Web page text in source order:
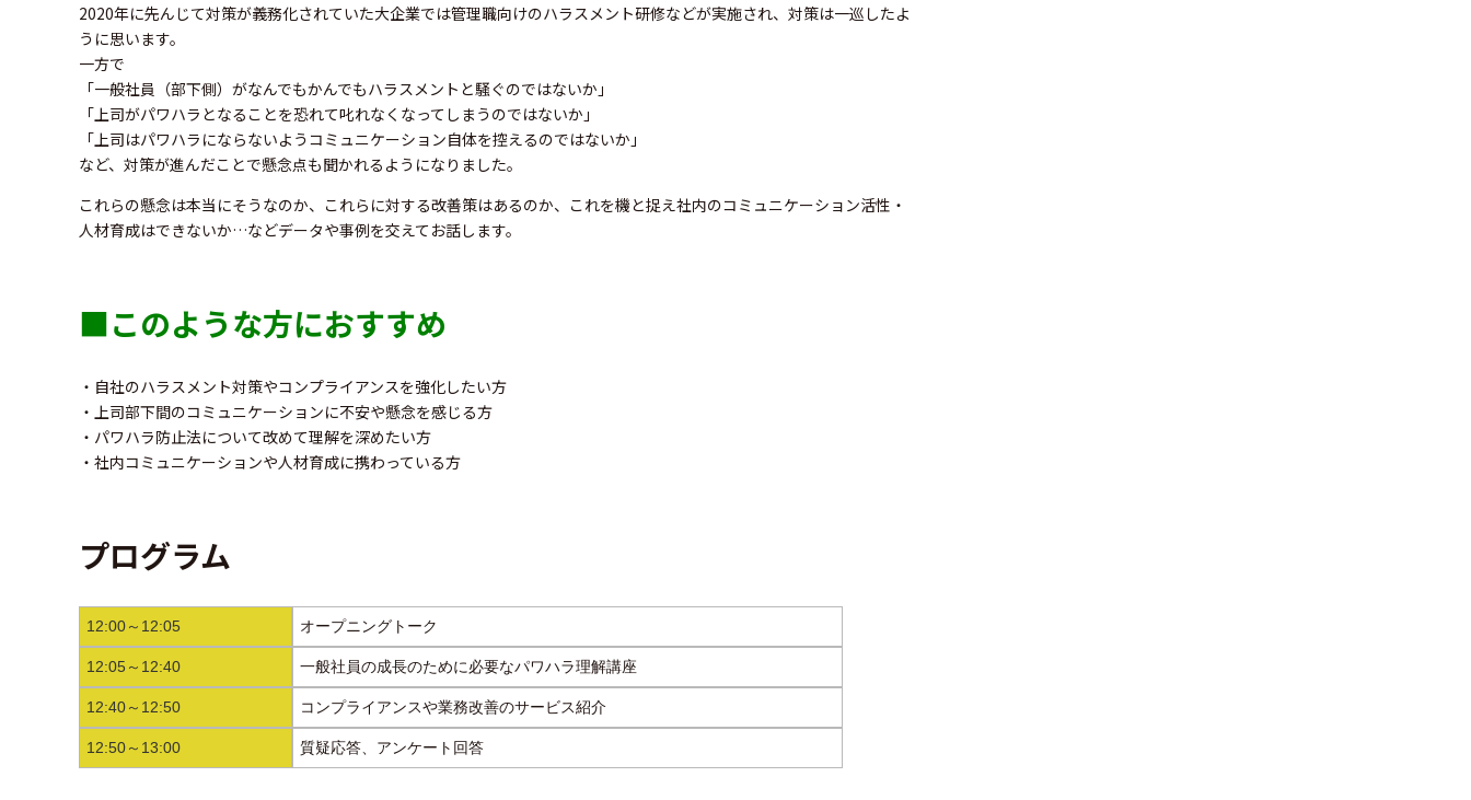
2020年に先んじて対策が義務化されていた大企業では管理職向けのハラスメント研修などが実施され、対策は一巡したよ
うに思います。
一方で
「一般社員（部下側）がなんでもかんでもハラスメントと騒ぐのではないか」
「上司がパワハラとなることを恐れて叱れなくなってしまうのではないか」
「上司はパワハラにならないようコミュニケーション自体を控えるのではないか」
など、対策が進んだことで懸念点も聞かれるようになりました。
これらの懸念は本当にそうなのか、これらに対する改善策はあるのか、これを機と捉え社内のコミュニケーション活性・
人材育成はできないか…などデータや事例を交えてお話します。
■このような方におすすめ
・自社のハラスメント対策やコンプライアンスを強化したい方
・上司部下間のコミュニケーションに不安や懸念を感じる方
・パワハラ防止法について改めて理解を深めたい方
・社内コミュニケーションや人材育成に携わっている方
プログラム
12:00～12:05 オープニングトーク
12:05～12:40 一般社員の成長のために必要なパワハラ理解講座
12:40～12:50 コンプライアンスや業務改善のサービス紹介
12:50～13:00 質疑応答、アンケート回答